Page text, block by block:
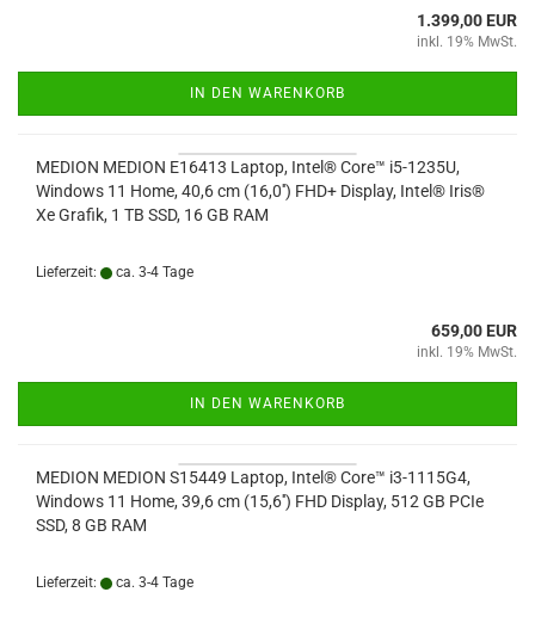
1.399,00 EUR
inkl. 19% MwSt.
IN DEN WARENKORB
MEDION MEDION E16413 Laptop, Intel® Core™ i5-1235U,
Windows 11 Home, 40,6 cm (16,0'') FHD+ Display, Intel® Iris®
Xe Grafik, 1 TB SSD, 16 GB RAM
Lieferzeit: ca. 3-4 Tage
659,00 EUR
inkl. 19% MwSt.
IN DEN WARENKORB
MEDION MEDION S15449 Laptop, Intel® Core™ i3-1115G4,
Windows 11 Home, 39,6 cm (15,6'') FHD Display, 512 GB PCIe
SSD, 8 GB RAM
Lieferzeit: ca. 3-4 Tage